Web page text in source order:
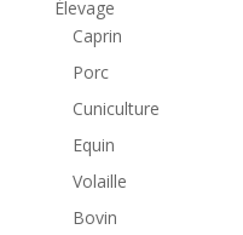
Élevage
Caprin
Porc
Cuniculture
Equin
Volaille
Bovin